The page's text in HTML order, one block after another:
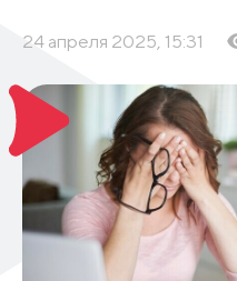
24 апреля 2025, 15:31